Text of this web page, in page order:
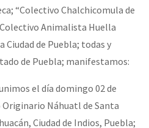
“Colectivo Chalchicomula de
Animalista Huella
Ciudad de Puebla; todas y
de Puebla; manifestamos:
el día domingo 02 de
Originario Náhuatl de Santa
Ciudad de Indios, Puebla;